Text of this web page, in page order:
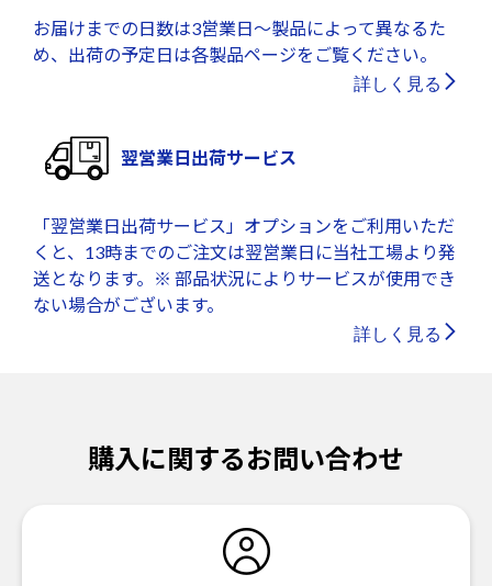
お届けまでの日数は3営業日～製品によって異なるた
め、出荷の予定日は各製品ページをご覧ください。
詳しく見る
翌営業日出荷サービス
「翌営業日出荷サービス」オプションをご利用いただ
くと、13時までのご注文は翌営業日に当社工場より発
送となります。※ 部品状況によりサービスが使用でき
ない場合がございます。
詳しく見る
購入に関するお問い合わせ